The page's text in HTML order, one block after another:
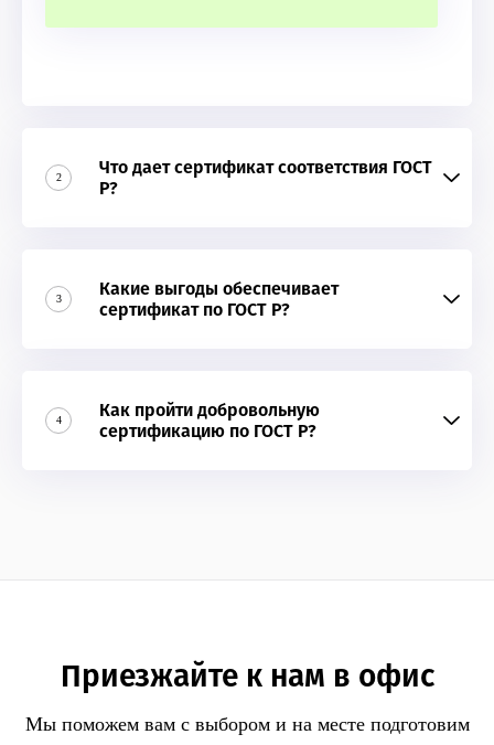
2
Что дает сертификат соответствия ГОСТ
Р?
3
Какие выгоды обеспечивает
сертификат по ГОСТ Р?
4
Как пройти добровольную
сертификацию по ГОСТ Р?
Приезжайте к нам в офис
Мы поможем вам с выбором и на месте подготовим